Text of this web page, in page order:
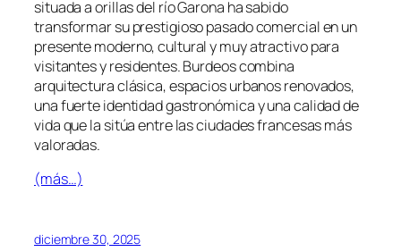
situada a orillas del río Garona ha sabido
transformar su prestigioso pasado comercial en un
presente moderno, cultural y muy atractivo para
visitantes y residentes. Burdeos combina
arquitectura clásica, espacios urbanos renovados,
una fuerte identidad gastronómica y una calidad de
vida que la sitúa entre las ciudades francesas más
valoradas.
(más…)
diciembre 30, 2025